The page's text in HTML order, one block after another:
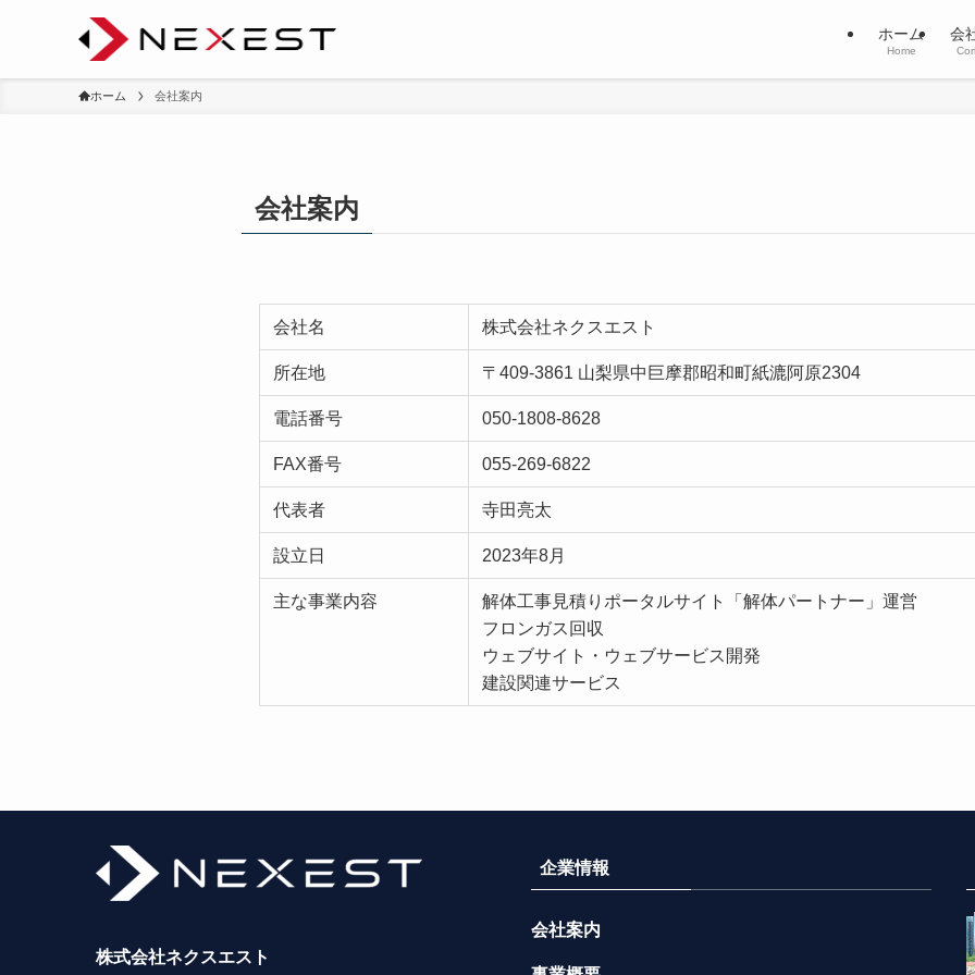
ホーム
Home
会
ホーム 会社案内
会社案内
会社名 株式会社ネクスエスト
所在地 〒409-3861 山梨県中巨摩郡昭和町紙漉阿原2304
電話番号 050-1808-8628
FAX番号 055-269-6822
代表者 寺田亮太
設立日 2023年8月
主な事業内容
解体工事見積りポータルサイト「解体パートナー」運営
フロンガス回収
ウェブサイト・ウェブサービス開発
建設関連サービス
株式会社ネクスエスト
企業情報
会社案内